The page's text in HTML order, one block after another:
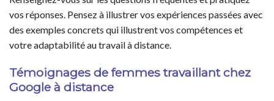
vos réponses. Pensez à illustrer vos expériences passées avec
des exemples concrets qui illustrent vos compétences et
votre adaptabilité au travail à distance.
Témoignages de femmes travaillant chez
Google à distance